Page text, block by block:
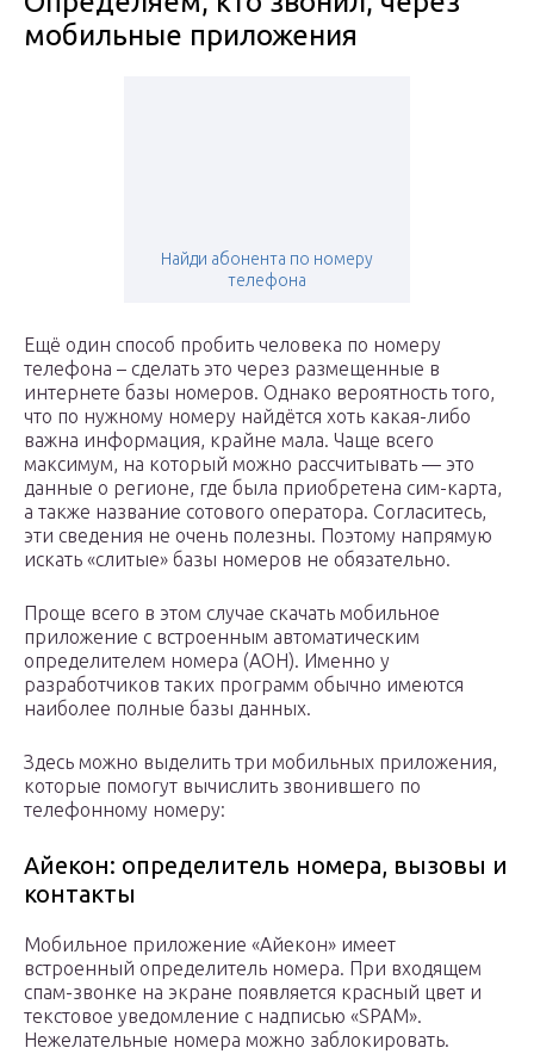
мобильные приложения
Найди абонента по номеру
телефона
Ещё один способ пробить человека по номеру
телефона – сделать это через размещенные в
интернете базы номеров. Однако вероятность того,
что по нужному номеру найдётся хоть какая-либо
важна информация, крайне мала. Чаще всего
максимум, на который можно рассчитывать — это
данные о регионе, где была приобретена сим-карта,
а также название сотового оператора. Согласитесь,
эти сведения не очень полезны. Поэтому напрямую
искать «слитые» базы номеров не обязательно.
Проще всего в этом случае скачать мобильное
приложение с встроенным автоматическим
определителем номера (АОН). Именно у
разработчиков таких программ обычно имеются
наиболее полные базы данных.
Здесь можно выделить три мобильных приложения,
которые помогут вычислить звонившего по
телефонному номеру:
Айекон: определитель номера, вызовы и
контакты
Мобильное приложение «Айекон» имеет
встроенный определитель номера. При входящем
спам-звонке на экране появляется красный цвет и
текстовое уведомление с надписью «SPAM».
Нежелательные номера можно заблокировать.